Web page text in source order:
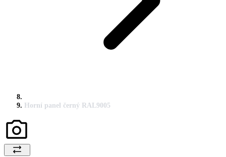
Horní panel černý RAL9005